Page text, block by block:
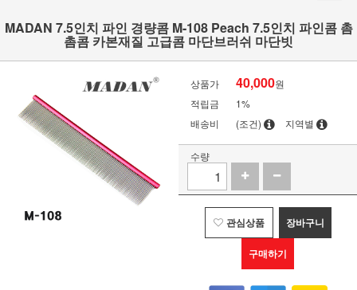
MADAN 7.5인치 파인 경량콤 M-108 Peach 7.5인치 파인콤 촘
촘콤 카본재질 고급콤 마단브러쉬 마단빗
상품가 40,000원
적립금
1%
배송비
(조건) 지역별
수량
관심상품 장바구니
구매하기